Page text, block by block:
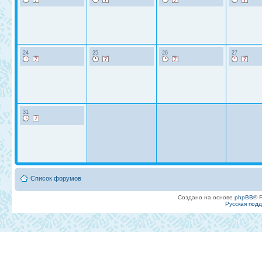
24 25 26 27
31
Список форумов
Создано на основе phpBB®
Русская